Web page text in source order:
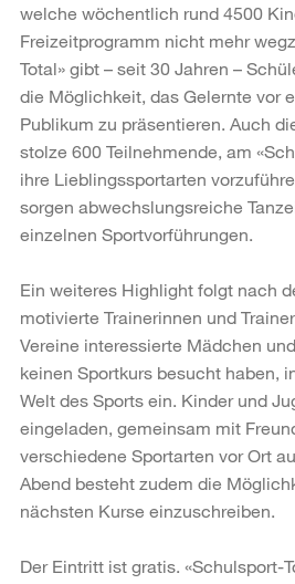
welche wöchentlich rund 4500
Freizeitprogramm nicht mehr
Total» gibt – seit 30 Jahren –
die Möglichkeit, das Gelernte vor
Publikum zu präsentieren. Auch
stolze 600 Teilnehmende, am
ihre Lieblingssportarten
sorgen abwechslungsreiche
einzelnen Sportvorführungen.
Ein weiteres Highlight folgt nach
motivierte Trainerinnen und
Vereine interessierte Mädchen
keinen Sportkurs besucht haben,
Welt des Sports ein. Kinder und
eingeladen, gemeinsam mit
verschiedene Sportarten vor Ort
Abend besteht zudem die
nächsten Kurse einzuschreiben.
Der Eintritt ist gratis. «Schulsport-